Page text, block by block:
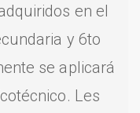
en el
y 6to
se aplicará
Les